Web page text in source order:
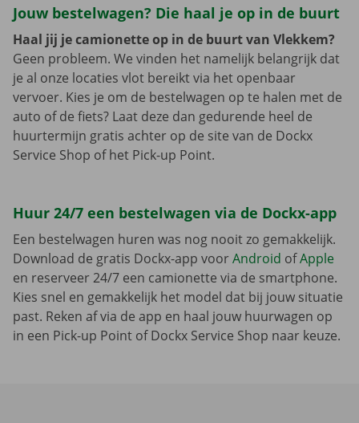
Jouw bestelwagen? Die haal je op in de buurt
Haal jij je camionette op in de buurt van Vlekkem?
Geen probleem. We vinden het namelijk belangrijk dat
je al onze locaties vlot bereikt via het openbaar
vervoer. Kies je om de bestelwagen op te halen met de
auto of de fiets? Laat deze dan gedurende heel de
huurtermijn gratis achter op de site van de Dockx
Service Shop of het Pick-up Point.
Huur 24/7 een bestelwagen via de Dockx-app
Een bestelwagen huren was nog nooit zo gemakkelijk.
Download de gratis Dockx-app voorAndroid ofApple
en reserveer 24/7 een camionette via de smartphone.
Kies snel en gemakkelijk het model dat bij jouw situatie
past. Reken af via de app en haal jouw huurwagen op
in een Pick-up Point of Dockx Service Shop naar keuze.